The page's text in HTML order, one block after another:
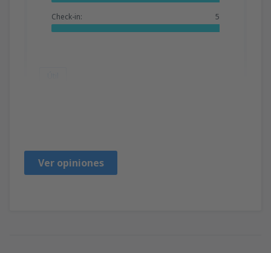
Check-in: 5
Ver opiniones